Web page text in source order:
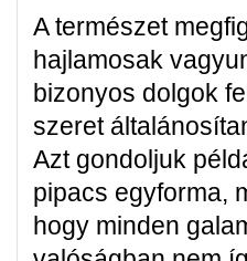
A természet
hajlamosak
bizonyos dolgok
szeret
Azt gondoljuk
pipacs egyforma,
hogy minden